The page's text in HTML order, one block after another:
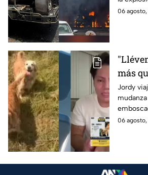
cerca de
06
más
joven,
Jordy
Puebla,
06